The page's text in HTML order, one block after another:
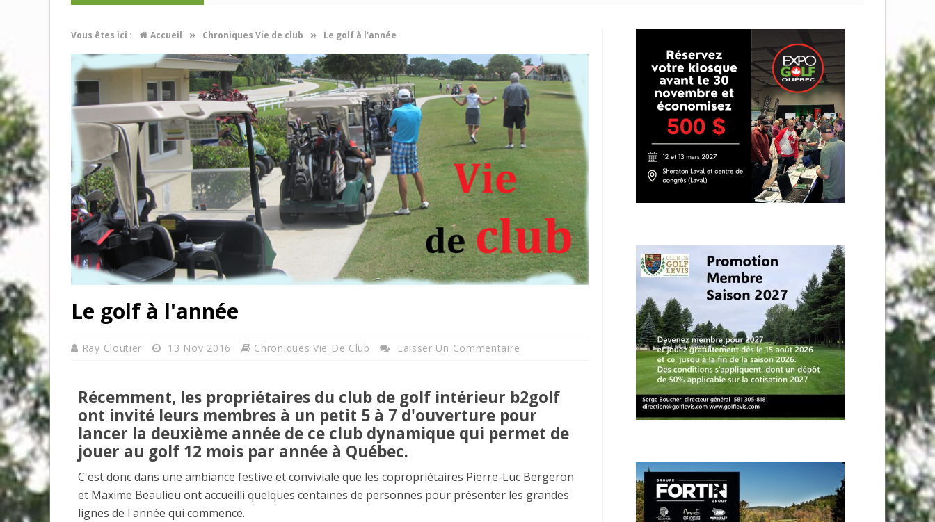
Vous êtes ici : Accueil » Chroniques Vie de club » Le golf à l'année
Le golf à l'année
Ray Cloutier 13 Nov 2016 Chroniques Vie De Club Laisser Un Commentaire
Récemment, les propriétaires du club de golf intérieur b2golf
ont invité leurs membres à un petit 5 à 7 d'ouverture pour
lancer la deuxième année de ce club dynamique qui permet de
jouer au golf 12 mois par année à Québec.
C'est donc dans une ambiance festive et conviviale que les copropriétaires Pierre-Luc Bergeron
et Maxime Beaulieu ont accueilli quelques centaines de personnes pour présenter les grandes
lignes de l'année qui commence.